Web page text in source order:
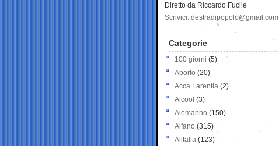
Diretto da Riccardo Fucile
Scrivici: destradipopolo@gmail.com
Categorie
100 giorni (5)
Aborto (20)
Acca Larentia (2)
Alcool (3)
Alemanno (150)
Alfano (315)
Alitalia (123)